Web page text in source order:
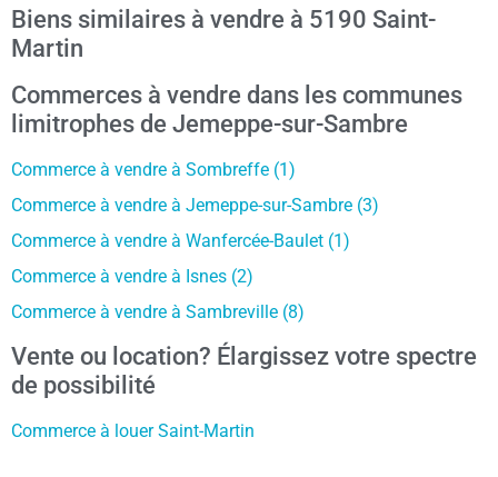
Biens similaires à vendre à 5190 Saint-
Martin
Commerces à vendre dans les communes
limitrophes de Jemeppe-sur-Sambre
Commerce à vendre à Sombreffe (1)
Commerce à vendre à Jemeppe-sur-Sambre (3)
Commerce à vendre à Wanfercée-Baulet (1)
Commerce à vendre à Isnes (2)
Commerce à vendre à Sambreville (8)
Vente ou location? Élargissez votre spectre
de possibilité
Commerce à louer Saint-Martin